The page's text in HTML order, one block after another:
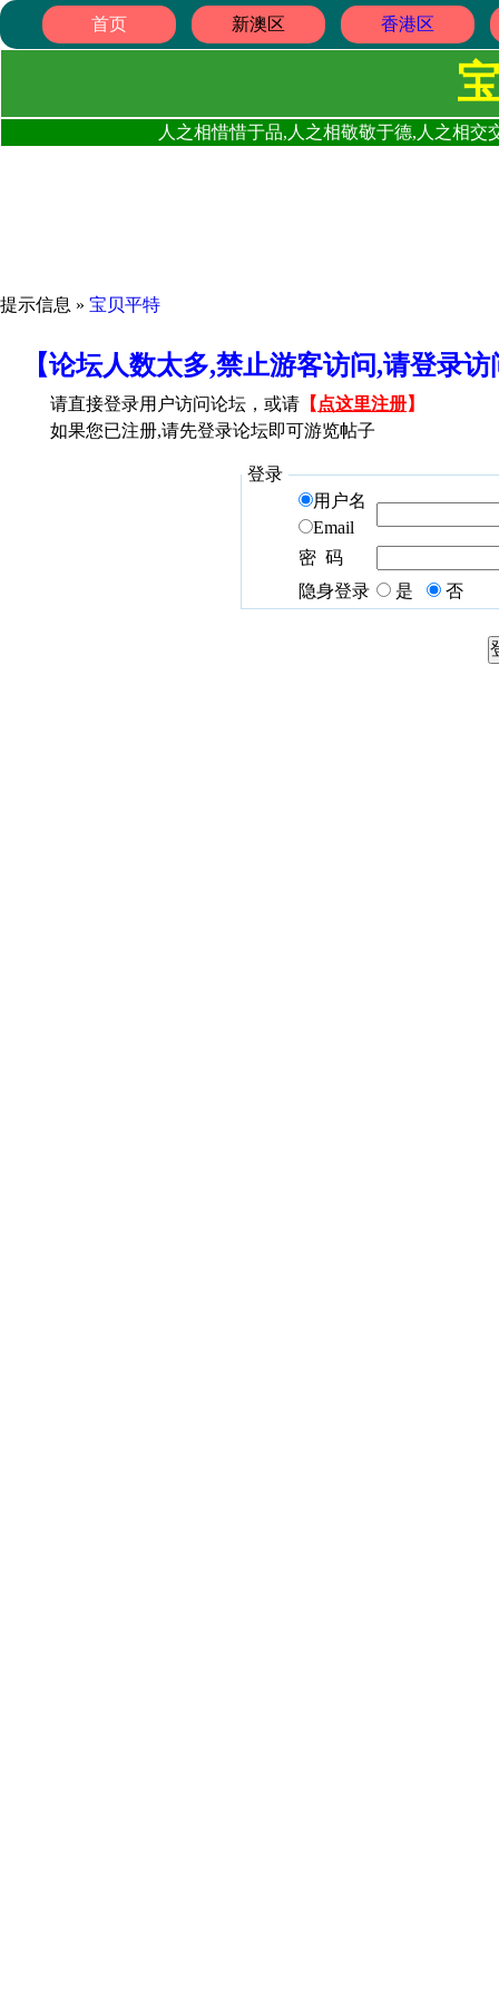
首页 新澳区 香港区
人之相惜惜于品,人之相敬敬于德,人之相
提示信息 » 宝贝平特
【论坛人数太多,禁止游客访问,请登录
请直接登录用户访问论坛，或请 【 点这里注册】
如果您已注册,请先登录论坛即可游览帖子
登录
用户名
Email
密 码
隐身登录
是 否